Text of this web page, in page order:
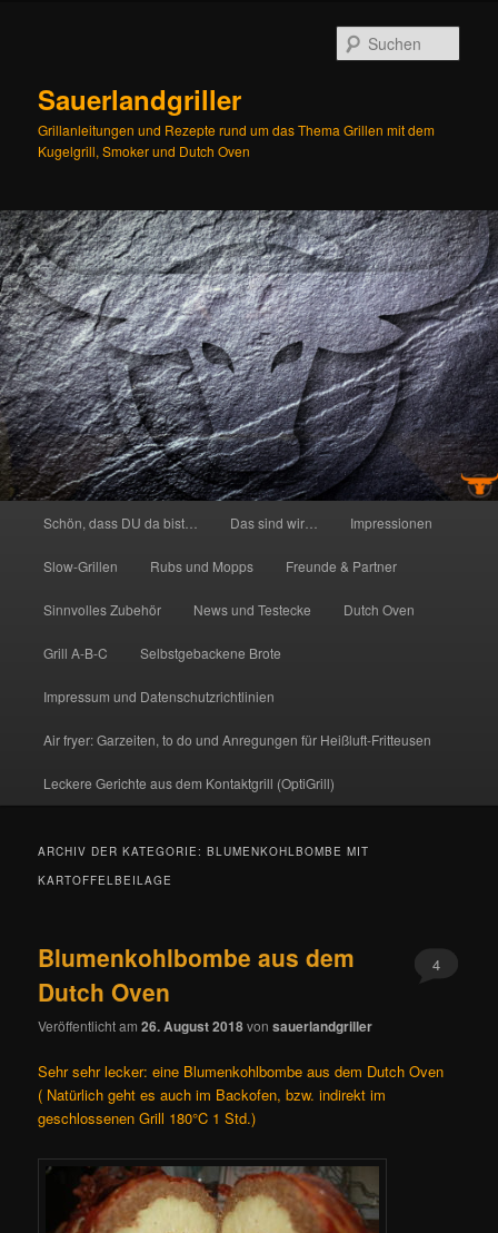
Sauerlandgriller
Grillanleitungen und Rezepte rund um das Thema Grillen mit dem
Kugelgrill, Smoker und Dutch Oven
Schön, dass DU da bist… Das sind wir… Impressionen
Slow-Grillen Rubs und Mopps Freunde & Partner
Sinnvolles Zubehör News und Testecke Dutch Oven
Grill A-B-C Selbstgebackene Brote
Impressum und Datenschutzrichtlinien
Air fryer: Garzeiten, to do und Anregungen für Heißluft-Fritteusen
Leckere Gerichte aus dem Kontaktgrill (OptiGrill)
ARCHIV DER KATEGORIE:BLUMENKOHLBOMBE MIT
KARTOFFELBEILAGE
Blumenkohlbombe aus dem
Dutch Oven
Veröffentlicht am26. August 2018vonsauerlandgriller
4
Sehr sehr lecker: eine Blumenkohlbombe aus dem Dutch Oven
( Natürlich geht es auch im Backofen, bzw. indirekt im
geschlossenen Grill 180°C 1 Std.)